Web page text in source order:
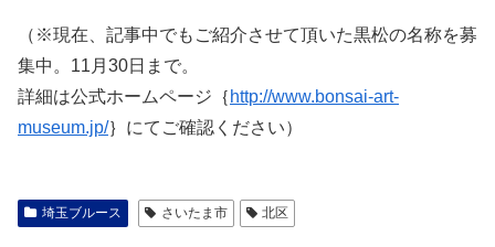
（※現在、記事中でもご紹介させて頂いた黒松の名称を募
集中。11月30日まで。
詳細は公式ホームページ｛ http://www.bonsai-art-
museum.jp/｝にてご確認ください）
埼玉ブルース さいたま市 北区